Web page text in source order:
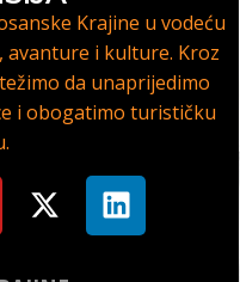
Krajine u vodeću
i kulture. Kroz
da unaprijedimo
i obogatimo turističku